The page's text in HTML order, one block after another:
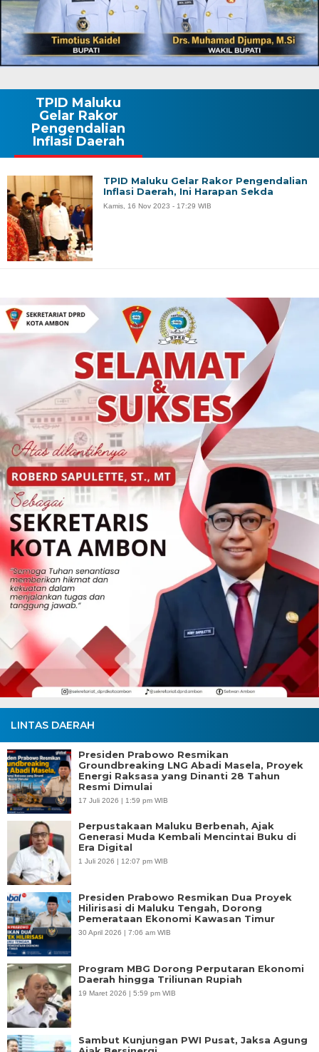
LINTAS DAERAH
Presiden Prabowo Resmikan
Groundbreaking LNG Abadi Masela, Proyek
Energi Raksasa yang Dinanti 28 Tahun
Resmi Dimulai
17 Juli 2026 | 1:59 pm WIB
Perpustakaan Maluku Berbenah, Ajak
Generasi Muda Kembali Mencintai Buku di
Era Digital
1 Juli 2026 | 12:07 pm WIB
Presiden Prabowo Resmikan Dua Proyek
Hilirisasi di Maluku Tengah, Dorong
Pemerataan Ekonomi Kawasan Timur
30 April 2026 | 7:06 am WIB
Program MBG Dorong Perputaran Ekonomi
Daerah hingga Triliunan Rupiah
19 Maret 2026 | 5:59 pm WIB
Sambut Kunjungan PWI Pusat, Jaksa Agung
TPID Maluku
Gelar Rakor
Pengendalian
Inflasi Daerah
TPID Maluku Gelar Rakor Pengendalian
Inflasi Daerah, Ini Harapan Sekda
Kamis, 16 Nov 2023 - 17:29 WIB